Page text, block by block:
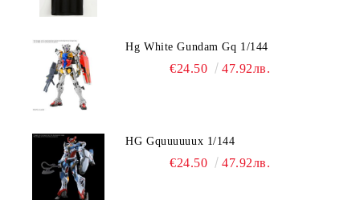
Hg White Gundam Gq 1/144
€24.50 47.92лв.
HG Gquuuuuux 1/144
€24.50 47.92лв.